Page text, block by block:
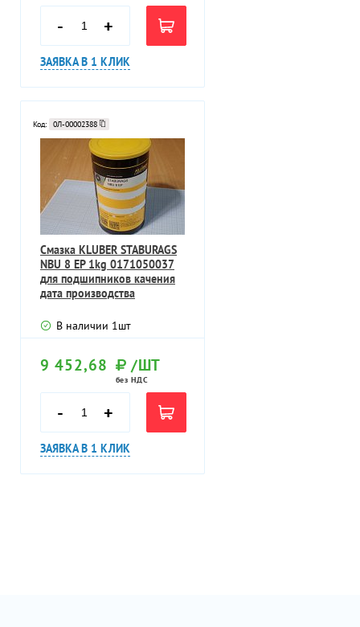
- +
ЗАЯВКА В 1 КЛИК
Код: 0Л-00002388
Смазка KLUBER STABURAGS
NBU 8 EP 1kg 0171050037
для подшипников качения
дата производства
В наличии 1шт
9 452,68 /ШТ
без НДС
- +
ЗАЯВКА В 1 КЛИК